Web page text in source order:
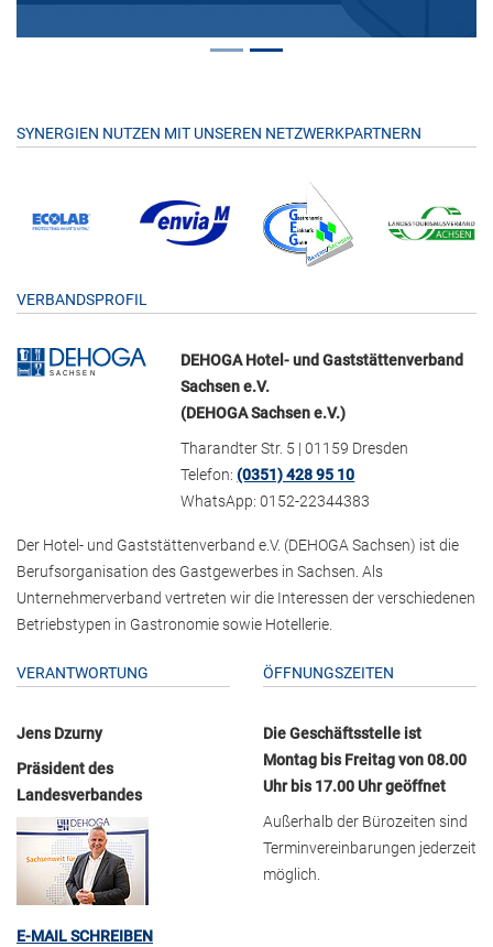
SYNERGIEN NUTZEN MIT UNSEREN NETZWERKPARTNERN
VERBANDSPROFIL
DEHOGA Hotel- und Gaststättenverband
Sachsen e.V.
(DEHOGA Sachsen e.V.)
Tharandter Str. 5 | 01159 Dresden
Telefon:(0351) 428 95 10
WhatsApp: 0152-22344383
Der Hotel- und Gaststättenverband e.V. (DEHOGA Sachsen) ist die
Berufsorganisation des Gastgewerbes in Sachsen. Als
Unternehmerverband vertreten wir die Interessen der verschiedenen
Betriebstypen in Gastronomie sowie Hotellerie.
VERANTWORTUNG
Jens Dzurny
Präsident des
Landesverbandes
E-MAIL SCHREIBEN
ÖFFNUNGSZEITEN
Die Geschäftsstelle ist
Montag bis Freitag von 08.00
Uhr bis 17.00 Uhr geöffnet
Außerhalb der Bürozeiten sind
Terminvereinbarungen jederzeit
möglich.